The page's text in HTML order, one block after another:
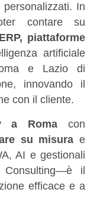
In
contare su
piattaforme
artificiale
e Lazio di
innovando il
con il cliente.
a Roma con
su misura e
AI e gestionali
Consulting—è il
efficace e a